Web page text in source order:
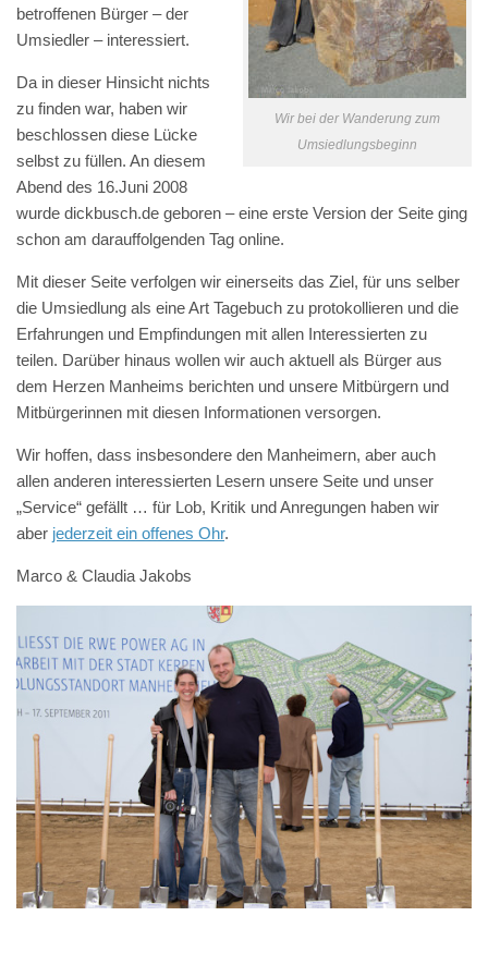
Wir bei der Wanderung zum
Umsiedlungsbeginn
betroffenen Bürger – der
Umsiedler – interessiert.
Da in dieser Hinsicht nichts
zu finden war, haben wir
beschlossen diese Lücke
selbst zu füllen. An diesem
Abend des 16.Juni 2008
wurde dickbusch.de geboren – eine erste Version der Seite ging
schon am darauffolgenden Tag online.
Mit dieser Seite verfolgen wir einerseits das Ziel, für uns selber
die Umsiedlung als eine Art Tagebuch zu protokollieren und die
Erfahrungen und Empfindungen mit allen Interessierten zu
teilen. Darüber hinaus wollen wir auch aktuell als Bürger aus
dem Herzen Manheims berichten und unsere Mitbürgern und
Mitbürgerinnen mit diesen Informationen versorgen.
Wir hoffen, dass insbesondere den Manheimern, aber auch
allen anderen interessierten Lesern unsere Seite und unser
„Service“ gefällt … für Lob, Kritik und Anregungen haben wir
aber jederzeit ein offenes Ohr.
Marco & Claudia Jakobs